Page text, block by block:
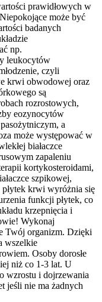
prawidłowych w
może być
badanych
np.
leukocytów
czyli
krwi obwodowej oraz
są
rozrostowych,
eozynocytów
a
może występować w
białaczce
zapaleniu
kortykosteroidami,
szpikowej,
krwi wyróżnia się
funkcji płytek, co
krzepnięcia i
Wykonaj
Twój organizm. Dzięki
wszelkie
Osoby dorosłe
niż co 1-3 lat. U
wzrostu i dojrzewania
jeśli nie ma żadnych